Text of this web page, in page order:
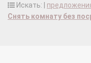
Искать: |
Снять комнату без